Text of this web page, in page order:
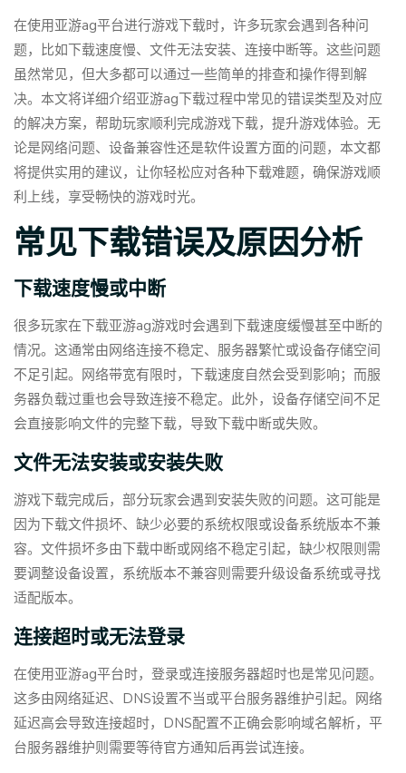
在使用亚游ag平台进行游戏下载时，许多玩家会遇到各种问
题，比如下载速度慢、文件无法安装、连接中断等。这些问题
虽然常见，但大多都可以通过一些简单的排查和操作得到解
决。本文将详细介绍亚游ag下载过程中常见的错误类型及对应
的解决方案，帮助玩家顺利完成游戏下载，提升游戏体验。无
论是网络问题、设备兼容性还是软件设置方面的问题，本文都
将提供实用的建议，让你轻松应对各种下载难题，确保游戏顺
利上线，享受畅快的游戏时光。
常见下载错误及原因分析
下载速度慢或中断
很多玩家在下载亚游ag游戏时会遇到下载速度缓慢甚至中断的
情况。这通常由网络连接不稳定、服务器繁忙或设备存储空间
不足引起。网络带宽有限时，下载速度自然会受到影响；而服
务器负载过重也会导致连接不稳定。此外，设备存储空间不足
会直接影响文件的完整下载，导致下载中断或失败。
文件无法安装或安装失败
游戏下载完成后，部分玩家会遇到安装失败的问题。这可能是
因为下载文件损坏、缺少必要的系统权限或设备系统版本不兼
容。文件损坏多由下载中断或网络不稳定引起，缺少权限则需
要调整设备设置，系统版本不兼容则需要升级设备系统或寻找
适配版本。
连接超时或无法登录
在使用亚游ag平台时，登录或连接服务器超时也是常见问题。
这多由网络延迟、DNS设置不当或平台服务器维护引起。网络
延迟高会导致连接超时，DNS配置不正确会影响域名解析，平
台服务器维护则需要等待官方通知后再尝试连接。